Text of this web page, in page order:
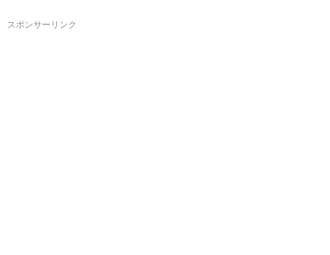
スポンサーリンク